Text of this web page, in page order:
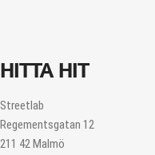
HITTA HIT
Streetlab
Regementsgatan 12
211 42 Malmö